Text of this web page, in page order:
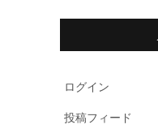
ログイン
投稿フィード